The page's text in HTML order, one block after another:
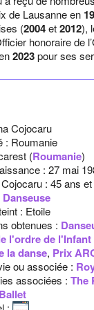
de Lausanne en
(2004et2012),
honoraire de
2023pour ses
Cojocaru
: Roumanie
(Roumanie)
: 27 mai
: 45 ans
Danseuse
: Etoile
obtenues :
l'ordre de l'Infant
la danse, Prix
ou associée :
associées : The